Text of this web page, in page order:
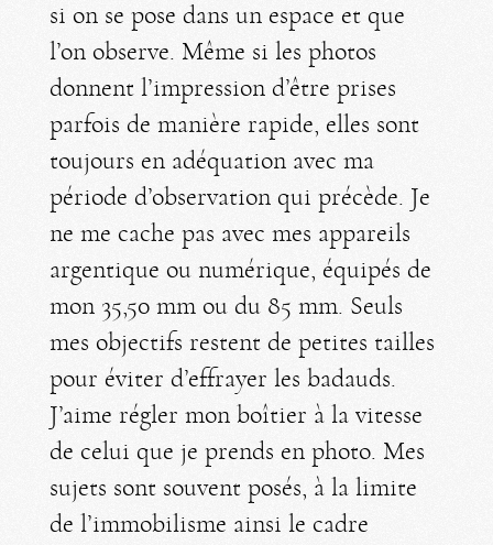
si on se pose dans un espace et que
l’on observe. Même si les photos
donnent l’impression d’être prises
parfois de manière rapide, elles sont
toujours en adéquation avec ma
période d’observation qui précède. Je
ne me cache pas avec mes appareils
argentique ou numérique, équipés de
mon 35,50 mm ou du 85 mm. Seuls
mes objectifs restent de petites tailles
pour éviter d’effrayer les badauds.
J’aime régler mon boîtier à la vitesse
de celui que je prends en photo. Mes
sujets sont souvent posés, à la limite
de l’immobilisme ainsi le cadre